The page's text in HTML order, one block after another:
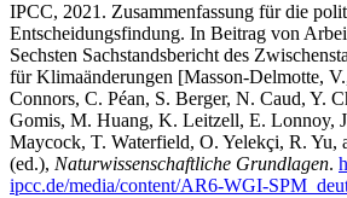
IPCC, 2021. Zusammenfassung für die
Entscheidungsfindung. In Beitrag von
Sechsten Sachstandsbericht des
für Klimaänderungen [Masson-Delmotte,
Connors, C. Péan, S. Berger, N. Caud, Y.
Gomis, M. Huang, K. Leitzell, E. Lonnoy,
Maycock, T. Waterfield, O. Yelekçi, R. Yu,
(ed.), Naturwissenschaftliche Grundlagen.
ipcc.de/media/content/AR6-WGI-